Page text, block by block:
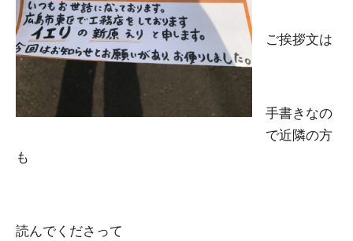
ご挨拶文は
手書きなの
で近隣の方
も
読んでくださって